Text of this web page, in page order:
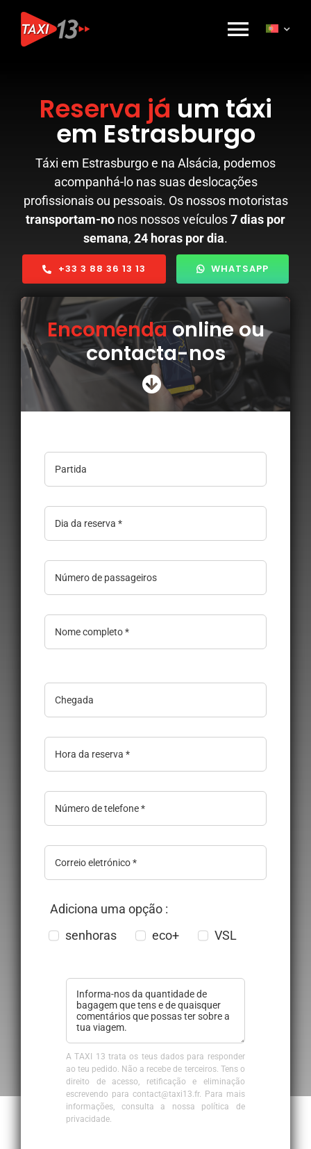
Skip
content
Nos Services
Qui sommes-nous ?
Marque Alsace
Appeler avec Whatsapp
+33 3 88 36 13 13
Português
Reserva já um táxi
em Estrasburgo
Táxi em Estrasburgo e na Alsácia, podemos
acompanhá-lo nas suas deslocações
profissionais ou pessoais. Os nossos motoristas
transportam-no nos nossos veículos7 dias por
semana, 24 horas por dia.
+33 3 88 36 13 13 WHATSAPP
Encomendaonline ou
contacta-nos
Adiciona uma opção :
senhoras
eco+ VSL
A TAXI 13 trata os teus dados para responder
ao teu pedido. Não a recebe de terceiros. Tens o
direito de acesso, retificação e eliminação
escrevendo para contact@taxi13.fr. Para mais
informações, consulta a nossa política de
privacidade.